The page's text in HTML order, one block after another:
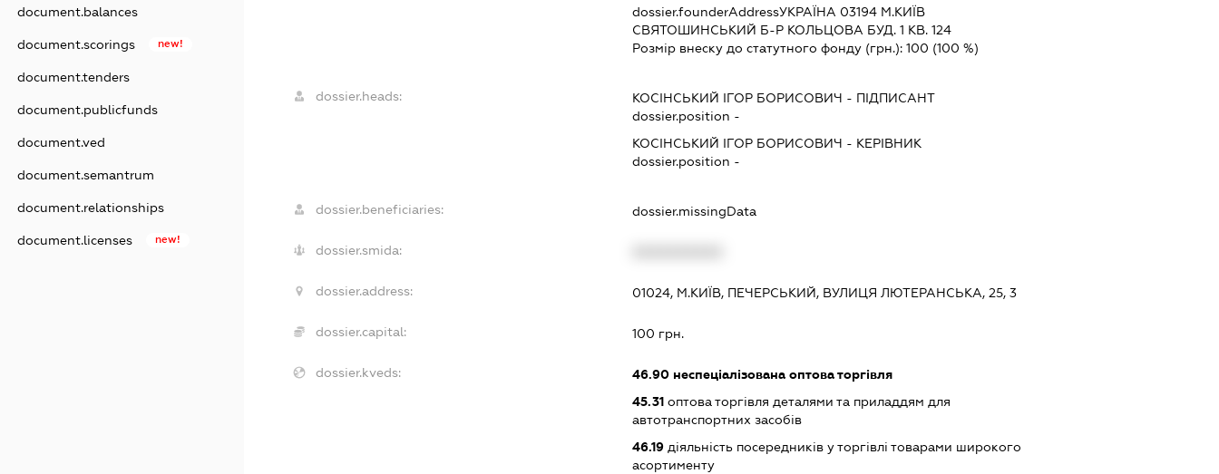
document.balances
document.scorings new!
document.tenders
document.publicfunds
document.ved
document.semantrum
document.relationships
document.licenses new!
dossier.founderAddressУКРАЇНА 03194 М.КИЇВ
СВЯТОШИНСЬКИЙ Б-Р КОЛЬЦОВА БУД. 1 КВ. 124
Розмір внеску до статутного фонду (грн.):100 (100 %)
dossier.heads: КОСІНСЬКИЙ ІГОР БОРИСОВИЧ - ПІДПИСАНТ
dossier.position -
КОСІНСЬКИЙ ІГОР БОРИСОВИЧ - КЕРІВНИК
dossier.position -
dossier.beneficiaries: dossier.missingData
dossier.smida:
dossier.address: 01024, М.КИЇВ, ПЕЧЕРСЬКИЙ, ВУЛИЦЯ ЛЮТЕРАНСЬКА, 25, 3
dossier.capital: 100 грн.
dossier.kveds: 46.90 неспеціалізована оптова торгівля
45.31 оптова торгівля деталями та приладдям для
автотранспортних засобів
46.19 діяльність посередників у торгівлі товарами широкого
асортименту